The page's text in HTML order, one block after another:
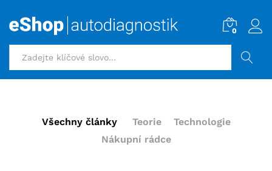
0
Všechny články Teorie
Technologie
Nákupní rádce